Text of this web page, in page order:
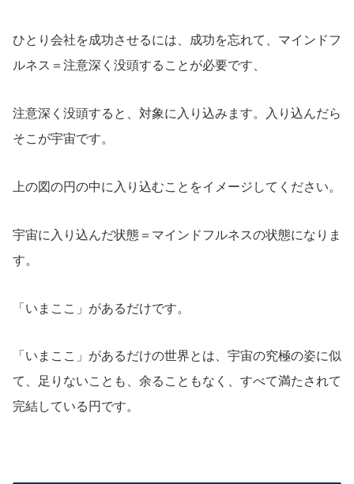
ひとり会社を成功させるには、成功を忘れて、マインドフ
ルネス＝注意深く没頭することが必要です、
注意深く没頭すると、対象に入り込みます。入り込んだら
そこが宇宙です。
上の図の円の中に入り込むことをイメージしてください。
宇宙に入り込んだ状態＝マインドフルネスの状態になりま
す。
「いまここ」があるだけです。
「いまここ」があるだけの世界とは、宇宙の究極の姿に似
て、足りないことも、余ることもなく、すべて満たされて
完結している円です。